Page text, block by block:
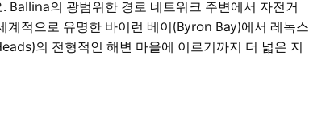
Ballina의 광범위한 경로 네트워크 주변에서 자전거
적으로 유명한 바이런 베이(Byron Bay)에서 레녹스
의 전형적인 해변 마을에 이르기까지 더 넓은 지